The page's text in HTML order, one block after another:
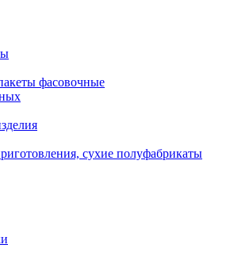
фасовочные
сухие полуфабрикаты